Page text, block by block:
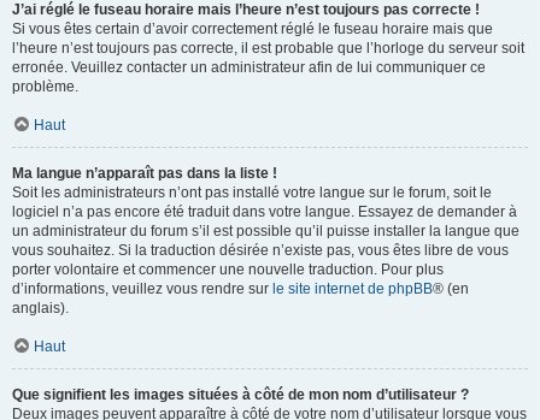
J’ai réglé le fuseau horaire mais l’heure n’est toujours pas correcte !
Si vous êtes certain d’avoir correctement réglé le fuseau horaire mais que
l’heure n’est toujours pas correcte, il est probable que l’horloge du serveur soit
erronée. Veuillez contacter un administrateur afin de lui communiquer ce
problème.
Haut
Ma langue n’apparaît pas dans la liste !
Soit les administrateurs n’ont pas installé votre langue sur le forum, soit le
logiciel n’a pas encore été traduit dans votre langue. Essayez de demander à
un administrateur du forum s’il est possible qu’il puisse installer la langue que
vous souhaitez. Si la traduction désirée n’existe pas, vous êtes libre de vous
porter volontaire et commencer une nouvelle traduction. Pour plus
d’informations, veuillez vous rendre sur le site internet de phpBB® (en
anglais).
Haut
Que signifient les images situées à côté de mon nom d’utilisateur ?
Deux images peuvent apparaître à côté de votre nom d’utilisateur lorsque vous